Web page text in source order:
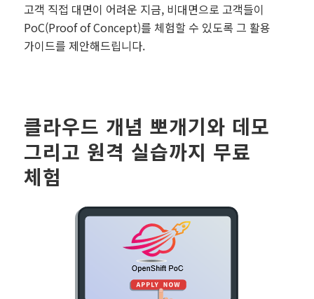
고객 직접 대면이 어려운 지금, 비대면으로 고객들이
PoC(Proof of Concept)를 체험할 수 있도록 그 활용
가이드를 제안해드립니다.
클라우드 개념 뽀개기와 데모
그리고 원격 실습까지 무료
체험